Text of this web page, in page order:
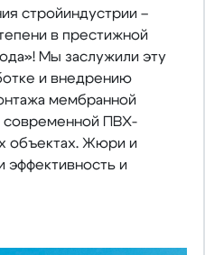
стройиндустрии –
в престижной
Мы заслужили эту
и внедрению
мембранной
современной ПВХ-
объектах. Жюри и
эффективность и